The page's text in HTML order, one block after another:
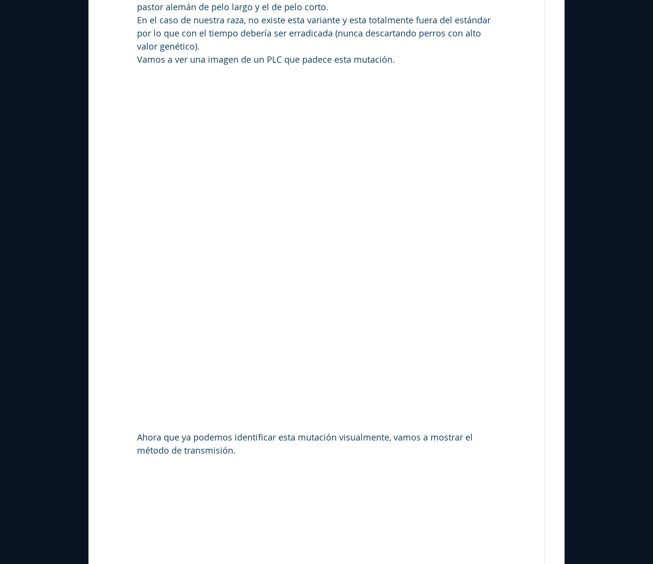
pastor alemán de pelo largo y el de pelo corto.
En el caso de nuestra raza, no existe esta variante y esta totalmente fuera del estándar
por lo que con el tiempo debería ser erradicada (nunca descartando perros con alto
valor genético).
Vamos a ver una imagen de un PLC que padece esta mutación.
Ahora que ya podemos identificar esta mutación visualmente, vamos a mostrar el
método de transmisión.